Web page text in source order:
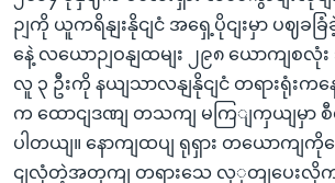
ဉျကို ယူကရိနျးနိုငျငံ အရှေ့ပိုငျးမှာ ပဈခခ
နေဲ့ လယောဉျဝနျထမျး ၂၉၈ ယောကျစ
လူ ၃ ဦးကို နယျသာလနျနိုငျငံ တရားရုံးက
က ထောငျဒဏျ တသကျ မကြျကှယျမှာ စီ
ပါတယျ။ နောကျထပျ ရုရှား တယောကျ
ငျလုံတဲ့အတှကျ တရားသေ လှှတျပေးလိုက